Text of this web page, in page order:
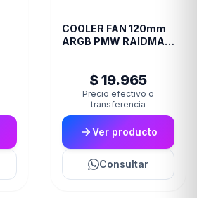
COOLER FAN 120mm
ARGB PMW RAIDMAX
$ 19.965
Precio efectivo o
transferencia
Ver producto
Consultar